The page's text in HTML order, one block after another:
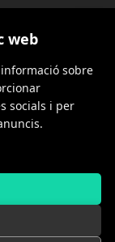
web
sobre
socials i per